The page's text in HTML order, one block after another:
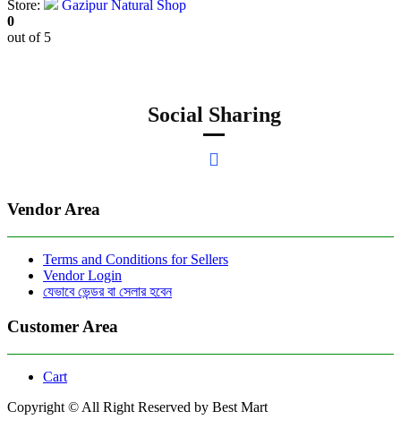
Store:
Gazipur Natural Shop
0
out of 5
Social Sharing
Vendor Area
Terms and Conditions for Sellers
Vendor Login
যেভাবে ভেন্ডর বা সেলার হবেন
Customer Area
Cart
Copyright © All Right Reserved by Best Mart